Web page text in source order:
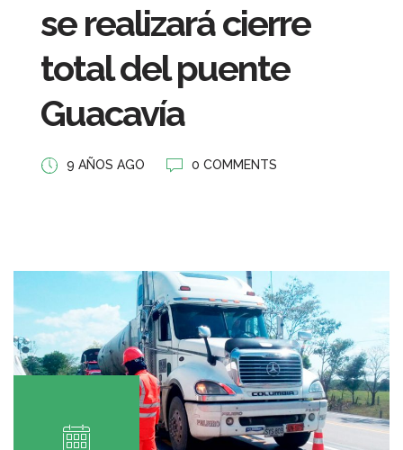
se realizará cierre
total del puente
Guacavía
9 AÑOS AGO 0 COMMENTS